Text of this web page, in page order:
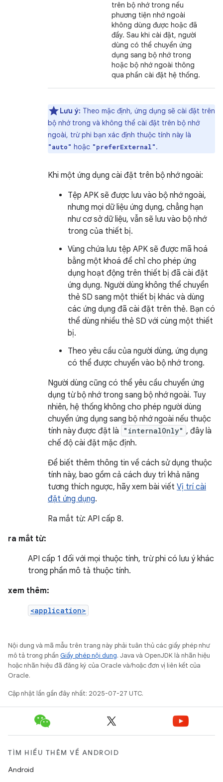
trên bộ nhớ trong nếu
phương tiện nhớ ngoài
không dùng được hoặc đã
đầy. Sau khi cài đặt, người
dùng có thể chuyển ứng
dụng sang bộ nhớ trong
hoặc bộ nhớ ngoài thông
qua phần cài đặt hệ thống.
Lưu ý: Theo mặc định, ứng dụng sẽ cài đặt trên
bộ nhớ trong và không thể cài đặt trên bộ nhớ
ngoài, trừ phi bạn xác định thuộc tính này là
"auto" hoặc "preferExternal".
Khi một ứng dụng cài đặt trên bộ nhớ ngoài:
Tệp APK sẽ được lưu vào bộ nhớ ngoài,
nhưng mọi dữ liệu ứng dụng, chẳng hạn
như cơ sở dữ liệu, vẫn sẽ lưu vào bộ nhớ
trong của thiết bị.
Vùng chứa lưu tệp APK sẽ được mã hoá
bằng một khoá để chỉ cho phép ứng
dụng hoạt động trên thiết bị đã cài đặt
ứng dụng. Người dùng không thể chuyển
thẻ SD sang một thiết bị khác và dùng
các ứng dụng đã cài đặt trên thẻ. Bạn có
thể dùng nhiều thẻ SD với cùng một thiết
bị.
Theo yêu cầu của người dùng, ứng dụng
có thể được chuyển vào bộ nhớ trong.
Người dùng cũng có thể yêu cầu chuyển ứng
dụng từ bộ nhớ trong sang bộ nhớ ngoài. Tuy
nhiên, hệ thống không cho phép người dùng
chuyển ứng dụng sang bộ nhớ ngoài nếu thuộc
tính này được đặt là
"internalOnly" , đây là
chế độ cài đặt mặc định.
Để biết thêm thông tin về cách sử dụng thuộc
tính này, bao gồm cả cách duy trì khả năng
tương thích ngược, hãy xem bài viết Vị trí cài
đặt ứng dụng.
Ra mắt từ: API cấp 8.
ra mắt từ:
API cấp 1 đối với mọi thuộc tính, trừ phi có lưu ý khác
trong phần mô tả thuộc tính.
xem thêm:
<application>
Nội dung và mã mẫu trên trang này phải tuân thủ các giấy phép như
mô tả trong phần Giấy phép nội dung. Java và OpenJDK là nhãn hiệu
hoặc nhãn hiệu đã đăng ký của Oracle và/hoặc đơn vị liên kết của
Oracle.
Cập nhật lần gần đây nhất: 2025-07-27 UTC.
TÌM HIỂU THÊM VỀ ANDROID
Android